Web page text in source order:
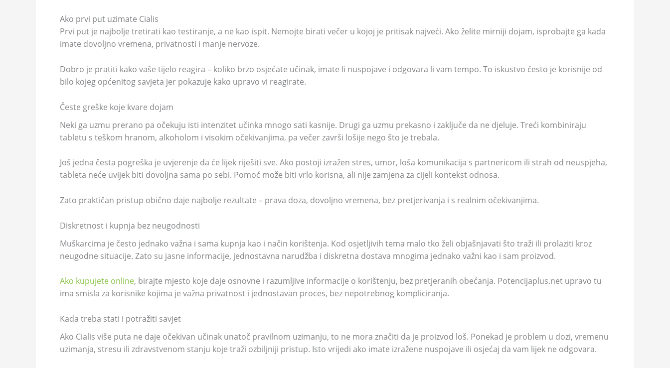
Ako prvi put uzimate Cialis
Prvi put je najbolje tretirati kao testiranje, a ne kao ispit. Nemojte birati večer u kojoj je pritisak najveći. Ako želite mirniji dojam, isprobajte ga kada
imate dovoljno vremena, privatnosti i manje nervoze.
Dobro je pratiti kako vaše tijelo reagira – koliko brzo osjećate učinak, imate li nuspojave i odgovara li vam tempo. To iskustvo često je korisnije od
bilo kojeg općenitog savjeta jer pokazuje kako upravo vi reagirate.
Česte greške koje kvare dojam
Neki ga uzmu prerano pa očekuju isti intenzitet učinka mnogo sati kasnije. Drugi ga uzmu prekasno i zaključe da ne djeluje. Treći kombiniraju
tabletu s teškom hranom, alkoholom i visokim očekivanjima, pa večer završi lošije nego što je trebala.
Još jedna česta pogreška je uvjerenje da će lijek riješiti sve. Ako postoji izražen stres, umor, loša komunikacija s partnericom ili strah od neuspjeha,
tableta neće uvijek biti dovoljna sama po sebi. Pomoć može biti vrlo korisna, ali nije zamjena za cijeli kontekst odnosa.
Zato praktičan pristup obično daje najbolje rezultate – prava doza, dovoljno vremena, bez pretjerivanja i s realnim očekivanjima.
Diskretnost i kupnja bez neugodnosti
Muškarcima je često jednako važna i sama kupnja kao i način korištenja. Kod osjetljivih tema malo tko želi objašnjavati što traži ili prolaziti kroz
neugodne situacije. Zato su jasne informacije, jednostavna narudžba i diskretna dostava mnogima jednako važni kao i sam proizvod.
Ako kupujete online, birajte mjesto koje daje osnovne i razumljive informacije o korištenju, bez pretjeranih obećanja. Potencijaplus.net upravo tu
ima smisla za korisnike kojima je važna privatnost i jednostavan proces, bez nepotrebnog kompliciranja.
Kada treba stati i potražiti savjet
Ako Cialis više puta ne daje očekivan učinak unatoč pravilnom uzimanju, to ne mora značiti da je proizvod loš. Ponekad je problem u dozi, vremenu
uzimanja, stresu ili zdravstvenom stanju koje traži ozbiljniji pristup. Isto vrijedi ako imate izražene nuspojave ili osjećaj da vam lijek ne odgovara.